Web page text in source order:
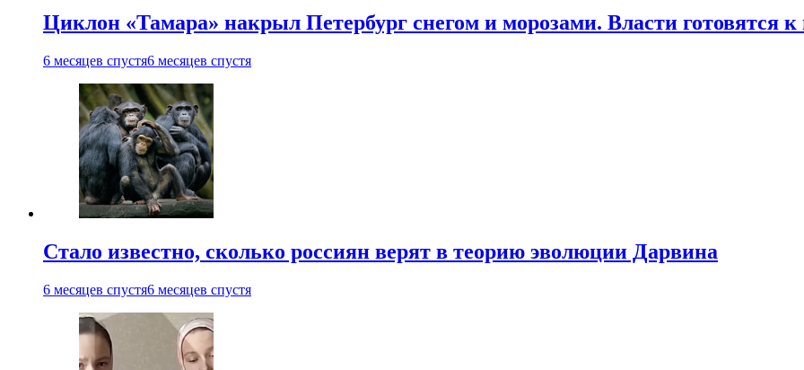
Циклон «Тамара» накрыл Петербург снегом и морозами. Власти готовятся к
6 месяцев спустя6 месяцев спустя
Стало известно, сколько россиян верят в теорию эволюции Дарвина
6 месяцев спустя6 месяцев спустя